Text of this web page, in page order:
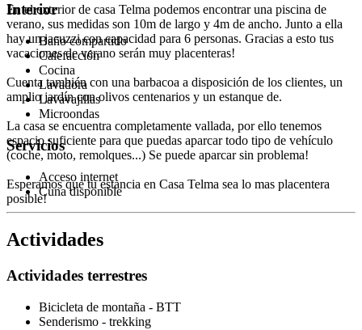
En el exterior de casa Telma podemos encontrar una piscina de
verano, sus medidas son 10m de largo y 4m de ancho. Junto a ella
hay un jacuzzi con capacidad para 6 personas. Gracias a esto tus
vacaciones de verano serán muy placenteras!
Cuenta también con una barbacoa a disposición de los clientes, un
amplio jardín con olivos centenarios y un estanque de.
La casa se encuentra completamente vallada, por ello tenemos
espacio suficiente para que puedas aparcar todo tipo de vehículo
(coche, moto, remolques...) Se puede aparcar sin problema!
Esperamos que tu estancia en Casa Telma sea lo mas placentera
posible!
Interior
Baño compartido
Calefacción
Cocina
Lavadora
Lavavajillas
Microondas
Servicios
Acceso internet
Cuna disponible
Actividades
Actividades terrestres
Bicicleta de montaña - BTT
Senderismo - trekking